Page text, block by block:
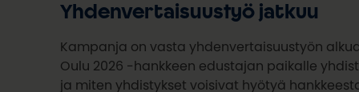
Yhdenvertaisuustyö jatkuu
Kampanja on vasta yhdenvertaisuustyön
Oulu 2026 -hankkeen edustajan paikalle
ja miten yhdistykset voisivat hyötyä